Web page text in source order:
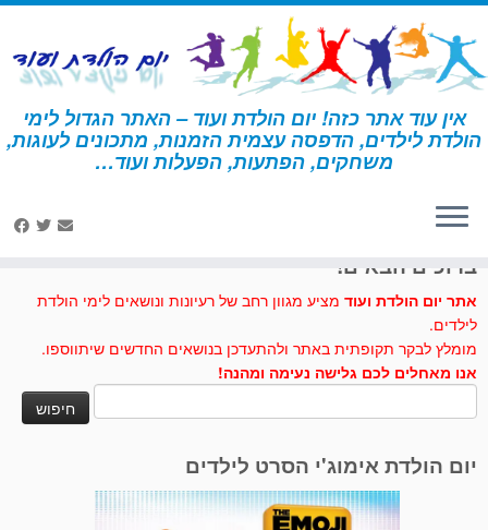
דלג
לתוכן
אין עוד אתר כזה! יום הולדת ועוד – האתר הגדול לימי
הולדת לילדים, הדפסה עצמית הזמנות, מתכונים לעוגות,
משחקים, הפתעות, הפעלות ועוד… דף הבית » מלכה
ברוכים הבאים!
אתר יום הולדת ועוד מציע מגוון רחב של רעיונות ונושאים לימי הולדת
לילדים.
מומלץ לבקר תקופתית באתר ולהתעדכן בנושאים החדשים שיתווספו.
אנו מאחלים לכם גלישה נעימה ומהנה!
יום הולדת אימוג'י הסרט לילדים